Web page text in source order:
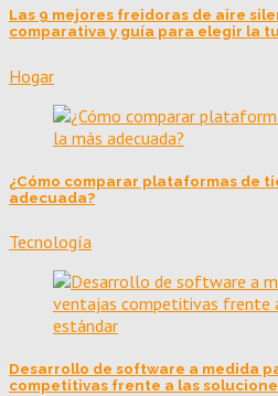
Las 9 mejores freidoras de aire
comparativa y guía para elegir la
Hogar
¿Cómo comparar plataformas de
adecuada?
Tecnología
Desarrollo de software a medida
competitivas frente a las